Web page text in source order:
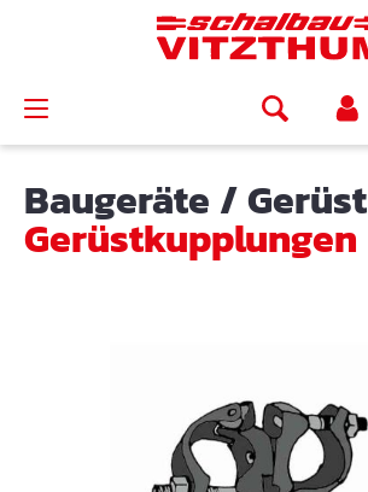
Baugeräte /Gerüst
Gerüstkupplungen